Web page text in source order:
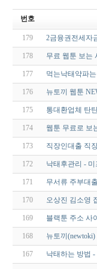
번호
179 2금융권전세자
178 무료 웹툰 보는
177 먹는낙태약파
176 뉴토끼 웹툰
175 통대환업체 탄
174 웹툰 무료로 보
173 직장인대출 직
172 낙태후관리 -
171 무서류 주부대
170 오상진 김소영
169 블랙툰 주소 사
168 뉴토끼
167 낙태하는 방법